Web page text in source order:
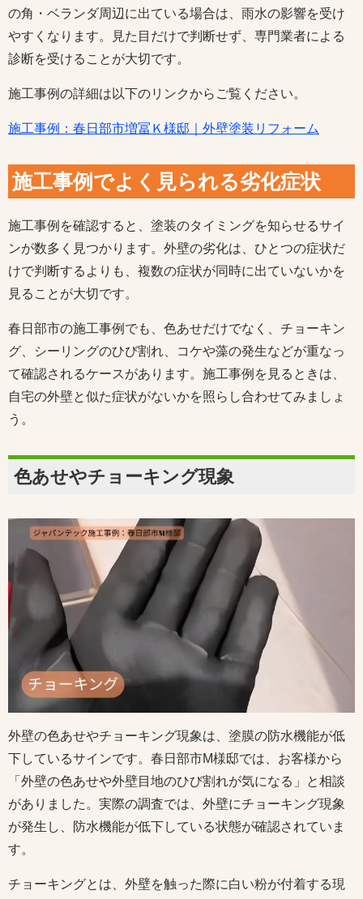
の角・ベランダ周辺に出ている場合は、雨水の影響を受け
やすくなります。見た目だけで判断せず、専門業者による
診断を受けることが大切です。
施工事例の詳細は以下のリンクからご覧ください。
施工事例：春日部市増冨Ｋ様邸｜外壁塗装リフォーム
施工事例でよく見られる劣化症状
施工事例を確認すると、塗装のタイミングを知らせるサイ
ンが数多く見つかります。外壁の劣化は、ひとつの症状だ
けで判断するよりも、複数の症状が同時に出ていないかを
見ることが大切です。
春日部市の施工事例でも、色あせだけでなく、チョーキン
グ、シーリングのひび割れ、コケや藻の発生などが重なっ
て確認されるケースがあります。施工事例を見るときは、
自宅の外壁と似た症状がないかを照らし合わせてみましょ
う。
色あせやチョーキング現象
外壁の色あせやチョーキング現象は、塗膜の防水機能が低
下しているサインです。春日部市M様邸では、お客様から
「外壁の色あせや外壁目地のひび割れが気になる」と相談
がありました。実際の調査では、外壁にチョーキング現象
が発生し、防水機能が低下している状態が確認されていま
す。
チョーキングとは、外壁を触った際に白い粉が付着する現